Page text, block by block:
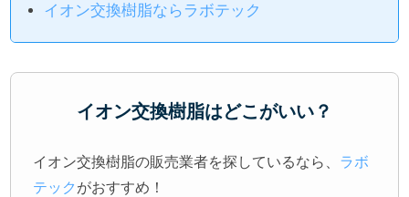
イオン交換樹脂ならラボテック
イオン交換樹脂はどこがいい？
イオン交換樹脂の販売業者を探しているなら、 ラボ
テック がおすすめ！